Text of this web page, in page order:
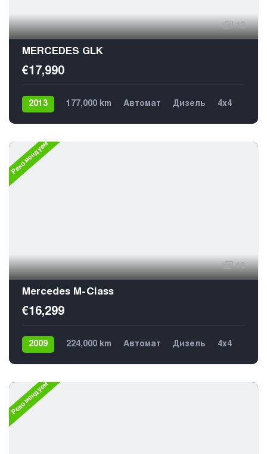
12
MERCEDES GLK
€17,990
2013 177,000 km Автомат Дизель 4х4
Рекомендуем
16
Mercedes M-Class
€16,299
2009 224,000 km Автомат Дизель
4х4
Рекомендуем